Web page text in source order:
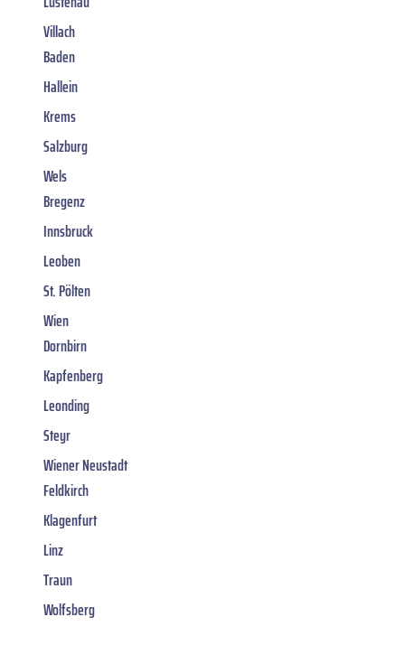
Villach
Baden
Hallein
Krems
Salzburg
Wels
Bregenz
Innsbruck
Leoben
St. Pölten
Wien
Dornbirn
Kapfenberg
Leonding
Steyr
Wiener Neustadt
Feldkirch
Klagenfurt
Linz
Traun
Wolfsberg